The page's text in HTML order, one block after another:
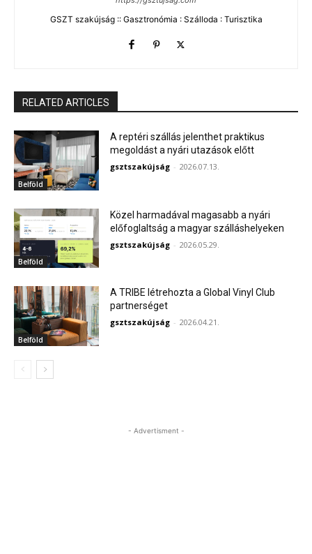
GSZT szakújság :: Gasztronómia : Szálloda : Turisztika
RELATED ARTICLES
Belföld
A reptéri szállás jelenthet praktikus
megoldást a nyári utazások előtt
gsztszakújság - 2026.07.13.
Belföld
Közel harmadával magasabb a nyári
előfoglaltság a magyar szálláshelyeken
gsztszakújság - 2026.05.29.
Belföld
A TRIBE létrehozta a Global Vinyl Club
partnerséget
gsztszakújság - 2026.04.21.
- Advertisment -